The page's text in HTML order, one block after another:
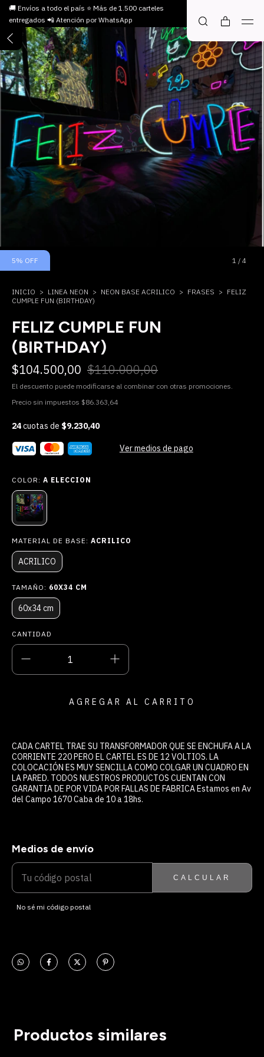
🚚 Envíos a todo el país ⭐ Más de 1.500 carteles
entregados 📲 Atención por WhatsApp
5% OFF 1 / 4
INICIO > LINEA NEON > NEON BASE ACRILICO > FRASES > FELIZ
CUMPLE FUN (BIRTHDAY)
FELIZ CUMPLE FUN
(BIRTHDAY)
$104.500,00 $110.000,00
El descuento puede modificarse al combinar con otras promociones.
Precio sin impuestos $86.363,64
24cuotas de $9.230,40
Ver medios de pago
COLOR: A ELECCION
MATERIAL DE BASE: ACRILICO
ACRILICO
TAMAÑO: 60X34 CM
60x34 cm
CANTIDAD
CADA CARTEL TRAE SU TRANSFORMADOR QUE SE ENCHUFA A LA
CORRIENTE 220 PERO EL CARTEL ES DE 12 VOLTIOS. LA
COLOCACIÓN ES MUY SENCILLA COMO COLGAR UN CUADRO EN
LA PARED. TODOS NUESTROS PRODUCTOS CUENTAN CON
GARANTIA DE POR VIDA POR FALLAS DE FABRICA Estamos en Av
del Campo 1670 Caba de 10 a 18hs.
ENTREGAS PARA EL CP:
Medios de envío
CALCULAR
No sé mi código postal
Productos similares